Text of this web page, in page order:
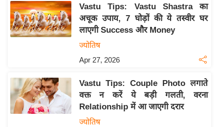
ल
क्रि
के
L
2
0
Vastu Tips: Vastu Shastra का
अचूक उपाय, 7 घोड़ों की ये तस्वीर घर
लाएगी Success और Money
ज्योतिष
Apr 27, 2026
Vastu Tips: Couple Photo लगाते
वक्त न करें ये बड़ी गलती, वरना
Relationship में आ जाएगी दरार
ज्योतिष